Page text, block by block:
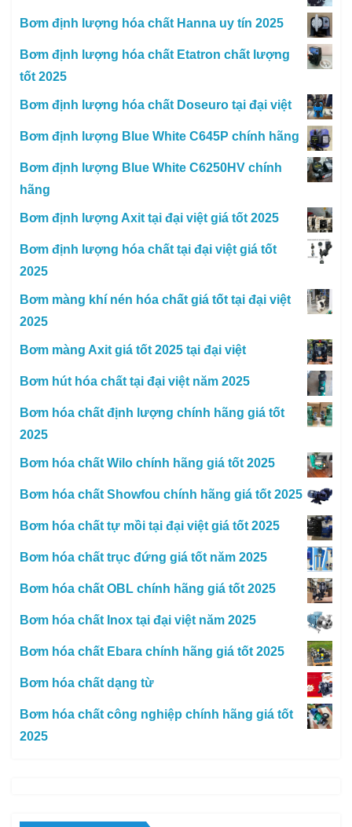
Bơm định lượng hóa chất Hanna uy tín 2025
Bơm định lượng hóa chất Etatron chất lượng
tốt 2025
Bơm định lượng hóa chất Doseuro tại đại việt
Bơm định lượng Blue White C645P chính hãng
Bơm định lượng Blue White C6250HV chính
hãng
Bơm định lượng Axit tại đại việt giá tốt 2025
Bơm định lượng hóa chất tại đại việt giá tốt
2025
Bơm màng khí nén hóa chất giá tốt tại đại việt
2025
Bơm màng Axit giá tốt 2025 tại đại việt
Bơm hút hóa chất tại đại việt năm 2025
Bơm hóa chất định lượng chính hãng giá tốt
2025
Bơm hóa chất Wilo chính hãng giá tốt 2025
Bơm hóa chất Showfou chính hãng giá tốt 2025
Bơm hóa chất tự mồi tại đại việt giá tốt 2025
Bơm hóa chất trục đứng giá tốt năm 2025
Bơm hóa chất OBL chính hãng giá tốt 2025
Bơm hóa chất Inox tại đại việt năm 2025
Bơm hóa chất Ebara chính hãng giá tốt 2025
Bơm hóa chất dạng từ
Bơm hóa chất công nghiệp chính hãng giá tốt
2025